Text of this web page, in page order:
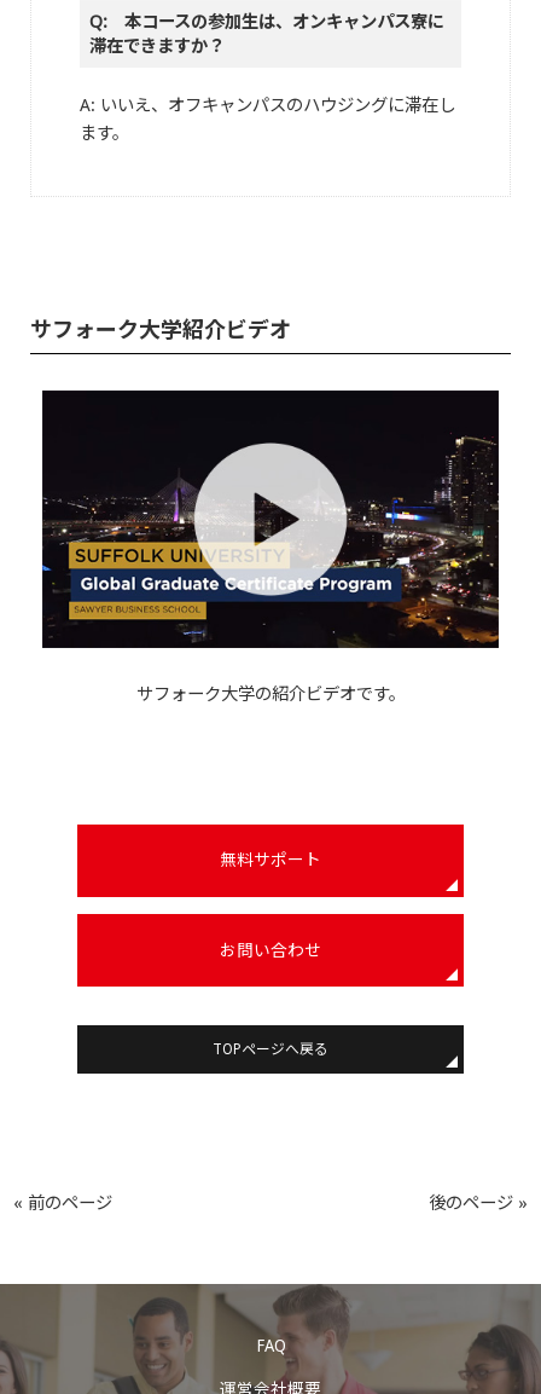
Q: 本コースの参加生は、オンキャンパス寮に
滞在できますか？
A: いいえ、オフキャンパスのハウジングに滞在し
ます。
サフォーク大学紹介ビデオ
サフォーク大学の紹介ビデオです。
無料サポート
お問い合わせ
TOPページへ戻る
« 前のページ 後のページ »
FAQ
運営会社概要